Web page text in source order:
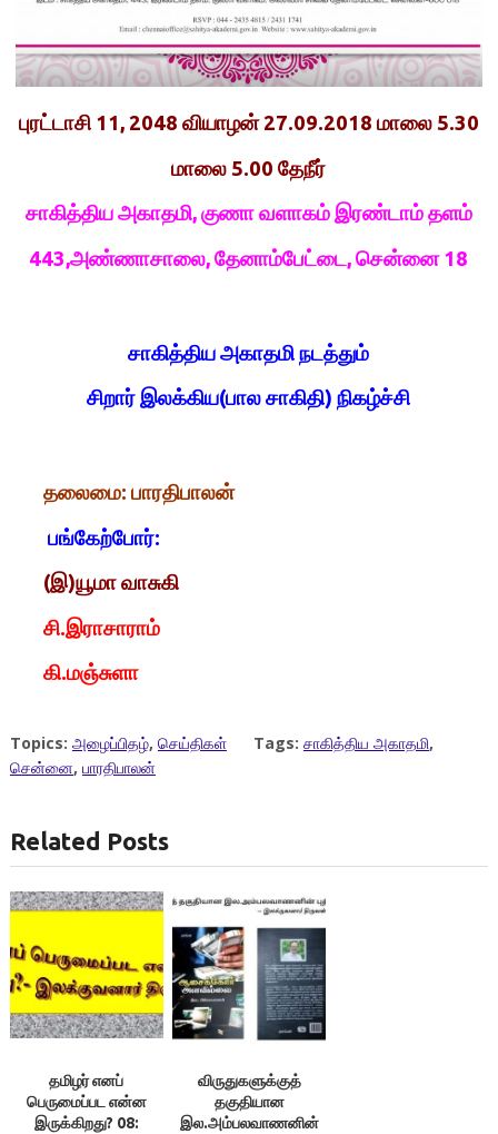
புரட்டாசி 11, 2048 வியாழன் 27.09.2018 மாலை 5.30
மாலை 5.00 தேநீர்
சாகித்திய அகாதமி, குணா வளாகம் இரண்டாம் தளம்
443,அண்ணாசாலை, தேனாம்பேட்டை, சென்னை 18
சாகித்திய அகாதமி நடத்தும்
சிறார் இலக்கிய(பால சாகிதி) நிகழ்ச்சி
தலைமை: பாரதிபாலன்
பங்கேற்போர்:
(இ)யூமா வாசுகி
சி.இராசாராம்
கி.மஞ்சுளா
Topics: அழைப்பிதழ், செய்திகள் Tags: சாகித்திய அகாதமி,
சென்னை, பாரதிபாலன்
Related Posts
தமிழர் எனப்
பெருமைப்பட என்ன
இருக்கிறது? 08:
விருதுகளுக்குத்
தகுதியான
இல.அம்பலவாணனின்